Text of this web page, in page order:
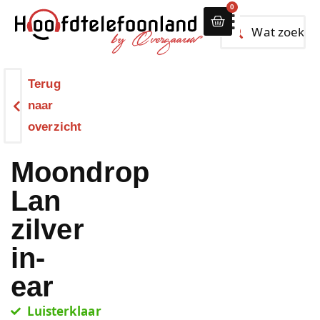
0
Terug
naar
overzicht
Moondrop
Lan
zilver
in-
ear
Luisterklaar